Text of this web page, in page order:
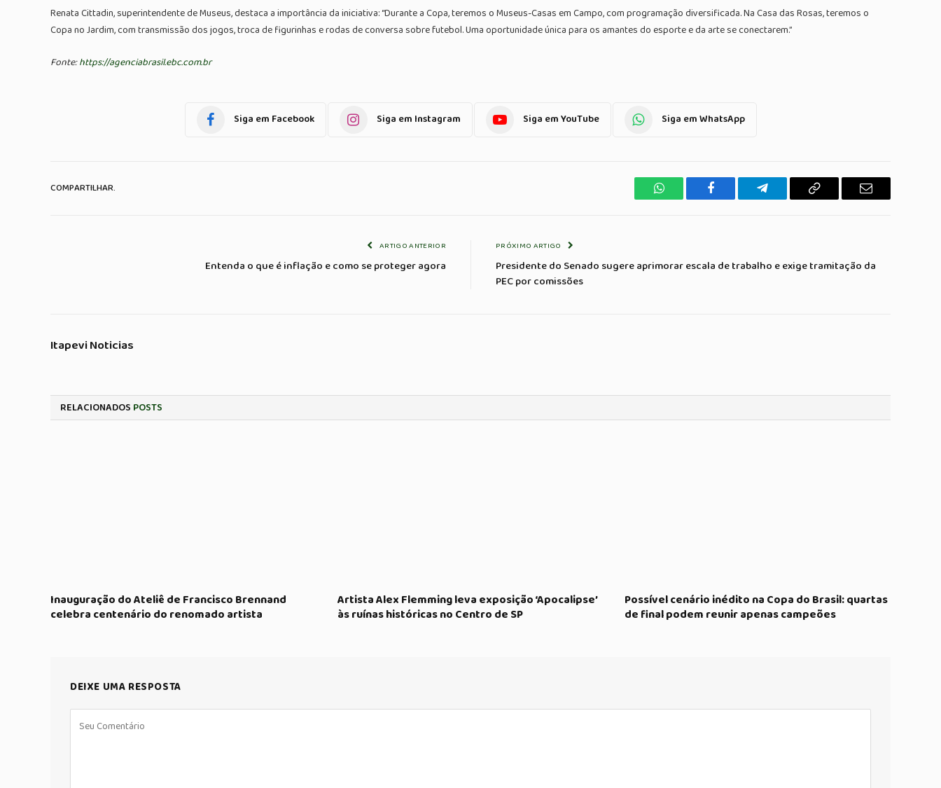
Renata Cittadin, superintendente de Museus, destaca a importância da iniciativa: “Durante a Copa, teremos o Museus-Casas em Campo, com programação diversificada. Na Casa das Rosas, teremos o
Copa no Jardim, com transmissão dos jogos, troca de figurinhas e rodas de conversa sobre futebol. Uma oportunidade única para os amantes do esporte e da arte se conectarem.”
Fonte:https://agenciabrasil.ebc.com.br
Siga em Facebook Siga em Instagram Siga em YouTube Siga em WhatsApp
COMPARTILHAR.
WhatsAppFacebook TelegramaCopiar
E-
ARTIGO ANTERIOR
Entenda o que é inflação e como se proteger agora
PRÓXIMO ARTIGO
Presidente do Senado sugere aprimorar escala de trabalho e exige tramitação da
PEC por comissões
Itapevi Noticias
RELACIONADOS POSTS
Inauguração do Ateliê de Francisco Brennand
celebra centenário do renomado artista
Artista Alex Flemming leva exposição ‘Apocalipse’
às ruínas históricas no Centro de SP
Possível cenário inédito na Copa do Brasil: quartas
de final podem reunir apenas campeões
DEIXE UMA RESPOSTA